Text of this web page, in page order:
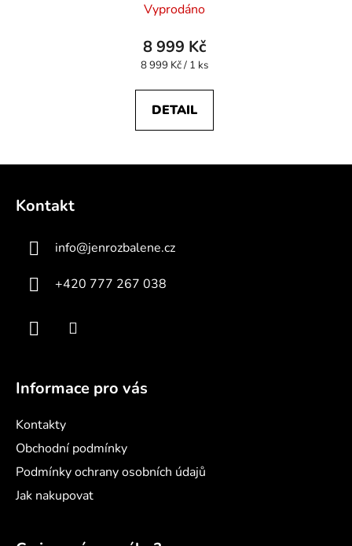
Vyprodáno
8 999 Kč
Měrná
8 999 Kč / 1 ks
DETAIL
Kontakt
info@jenrozbalene.cz
+420 777 267 038
Informace pro vás
Kontakty
Obchodní podmínky
Podmínky ochrany osobních údajů
Jak nakupovat